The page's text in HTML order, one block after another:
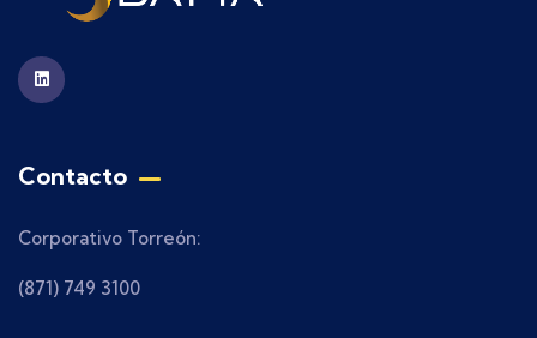
Contacto
Corporativo Torreón:
(871) 749 3100